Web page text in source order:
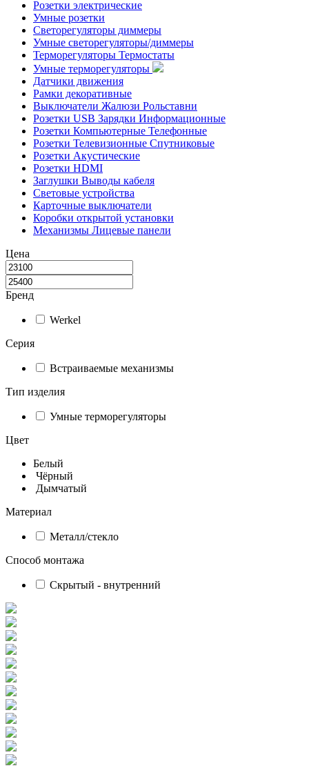
Розетки электрические
Умные розетки
Светорегуляторы диммеры
Умные светорегуляторы/диммеры
Терморегуляторы Термостаты
Умные терморегуляторы
Датчики движения
Рамки декоративные
Выключатели Жалюзи Рольставни
Розетки USB Зарядки Информационные
Розетки Компьютерные Телефонные
Розетки Телевизионные Спутниковые
Розетки Акустические
Розетки HDMI
Заглушки Выводы кабеля
Световые устройства
Карточные выключатели
Коробки открытой установки
Механизмы Лицевые панели
Цена
Бренд
Werkel
Серия
Встраиваемые механизмы
Тип изделия
Умные терморегуляторы
Цвет
Белый
Чёрный
Дымчатый
Материал
Металл/стекло
Способ монтажа
Скрытый - внутренний